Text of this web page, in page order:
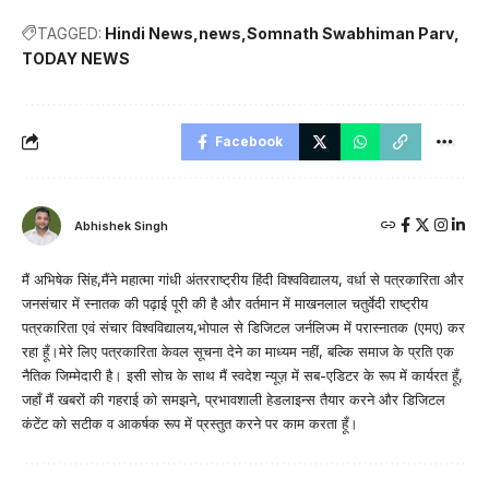
TAGGED: Hindi News news Somnath Swabhiman Parv
TODAY NEWS
Facebook
Abhishek Singh
मैं अभिषेक सिंह,मैंने महात्मा गांधी अंतरराष्ट्रीय हिंदी विश्वविद्यालय, वर्धा से पत्रकारिता और
जनसंचार में स्नातक की पढ़ाई पूरी की है और वर्तमान में माखनलाल चतुर्वेदी राष्ट्रीय
पत्रकारिता एवं संचार विश्वविद्यालय,भोपाल से डिजिटल जर्नलिज्म में परास्नातक (एमए) कर
रहा हूँ।मेरे लिए पत्रकारिता केवल सूचना देने का माध्यम नहीं, बल्कि समाज के प्रति एक
नैतिक जिम्मेदारी है। इसी सोच के साथ मैं स्वदेश न्यूज़ में सब-एडिटर के रूप में कार्यरत हूँ,
जहाँ मैं खबरों की गहराई को समझने, प्रभावशाली हेडलाइन्स तैयार करने और डिजिटल
कंटेंट को सटीक व आकर्षक रूप में प्रस्तुत करने पर काम करता हूँ।